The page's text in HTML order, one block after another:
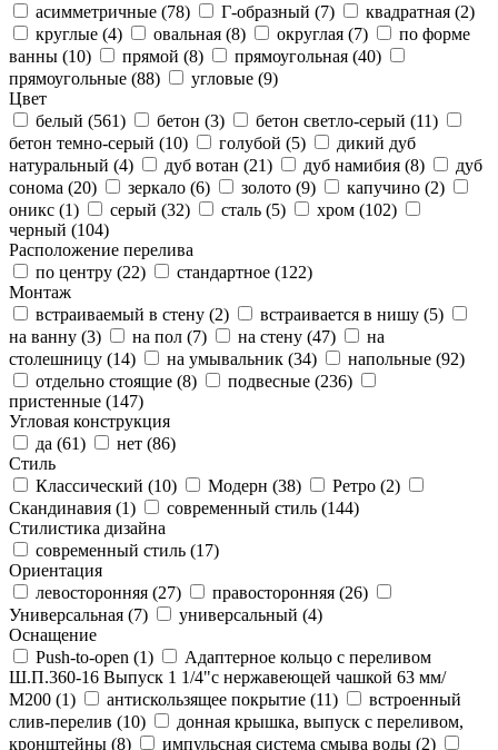
асимметричные (78) Г-образный (7) квадратная (2)
круглые (4) овальная (8) округлая (7)
по форме
ванны (10) прямой (8) прямоугольная (40)
прямоугольные (88) угловые (9)
Цвет
белый (561) бетон (3) бетон светло-серый (11)
бетон темно-серый (10) голубой (5)
дикий дуб
натуральный (4) дуб вотан (21) дуб намибия (8)
дуб
сонома (20) зеркало (6) золото (9) капучино (2)
оникс (1) серый (32) сталь (5) хром (102)
черный (104)
Расположение перелива
по центру (22) стандартное (122)
Монтаж
встраиваемый в стену (2) встраивается в нишу (5)
на ванну (3) на пол (7) на стену (47)
на
столешницу (14) на умывальник (34) напольные (92)
отдельно стоящие (8) подвесные (236)
пристенные (147)
Угловая конструкция
да (61) нет (86)
Стиль
Классический (10) Модерн (38) Ретро (2)
Скандинавия (1) современный стиль (144)
Стилистика дизайна
современный стиль (17)
Ориентация
левосторонняя (27) правосторонняя (26)
Универсальная (7) универсальный (4)
Оснащение
Push-to-open (1)
Адаптерное кольцо с переливом
Ш.П.360-16 Выпуск 1 1/4"с нержавеющей чашкой 63 мм/
М200 (1) антискользящее покрытие (11)
встроенный
слив-перелив (10)
донная крышка, выпуск с переливом,
кронштейны (8) импульсная система смыва воды (2)